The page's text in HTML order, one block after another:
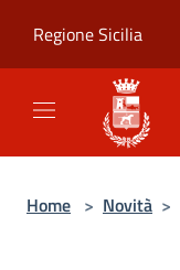
Regione Sicilia
Home > Novità >